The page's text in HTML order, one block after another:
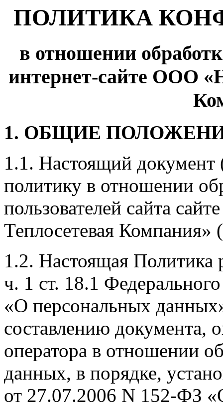
ПОЛИТИКА
в отношении
интернет-сайте ООО
1. ОБЩИЕ
1.1. Настоящий документ
политику в отношении
пользователей сайта
Теплосетевая Компания»
1.2. Настоящая Политика
ч. 1 ст. 18.1
«О персональных
составлению документа,
оператора в отношении
данных, в порядке,
от 27.07.2006 N 152-ФЗ